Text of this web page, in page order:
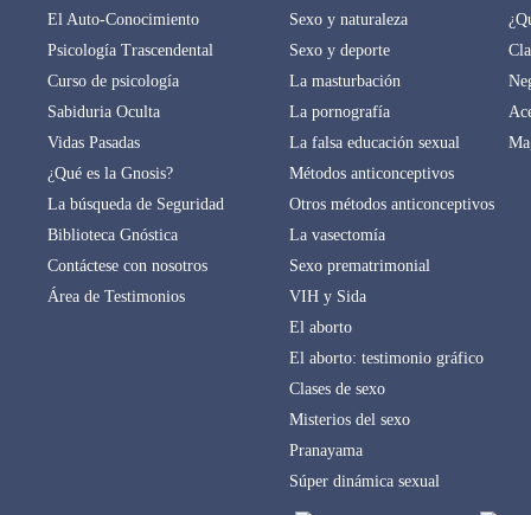
El Auto-Conocimiento
Psicología Trascendental
Curso de psicología
Sabiduria Oculta
Vidas Pasadas
¿Qué es la Gnosis?
La búsqueda de Seguridad
Biblioteca Gnóstica
Contáctese con nosotros
Área de Testimonios
Sexo y naturaleza
Sexo y deporte
La masturbación
La pornografía
La falsa educación sexual
Métodos anticonceptivos
Otros métodos anticonceptivos
La vasectomía
Sexo prematrimonial
VIH y Sida
El aborto
El aborto: testimonio gráfico
Clases de sexo
Misterios del sexo
Pranayama
Súper dinámica sexual